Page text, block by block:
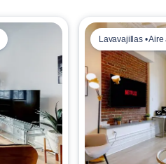
Lavavajillas •